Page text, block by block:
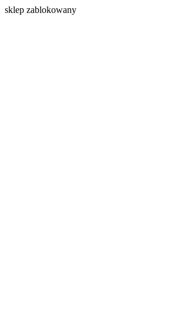
sklep zablokowany